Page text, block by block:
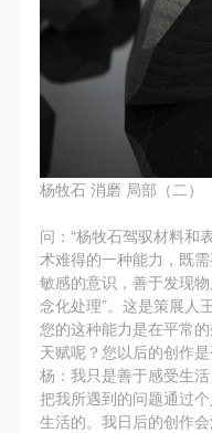
杨牧石 消磨 局部（二）
问：“杨牧石驾驭材料和
术难得的一种能力，既
敏感的意识，善于发现
念化处理”。这是策展人
您的这种能力是在平常
天赋呢？您以后的创作
杨：我只是善于感受生
把我所遇到的问题通过
生活的。我日后的创作
根据《中华人民共和
民法通则》以及 最高
人民共和国民法通则
有关规定，为明确肖
方）的权利义务关系
带有甲方肖像的作品
一、 一般约定
（1）、甲方为本协
肖像权许可乙方作符
途。
（2）、乙方中央美
性、专业性、国际化
院美术馆与时代同行
术的空间氛围，竭诚
根据《中华人民共和
民法通则》以及 最高
人民共和国民法通则
有关规定，为明确肖
方）的权利义务关系
带有甲方肖像的作品
一、 一般约定
（1）、甲方为本协
肖像权许可乙方作符
途。
（2）、乙方中央美
性、专业性、国际化
院美术馆与时代同行
术的空间氛围，竭诚
根据《中华人民共和
民法通则》以及 最高
人民共和国民法通则
有关规定，为明确肖
方）的权利义务关系
带有甲方肖像的作品
一、 一般约定
（1）、甲方为本协
肖像权许可乙方作符
途。
（2）、乙方中央美
性、专业性、国际化
院美术馆与时代同行
术的空间氛围，竭诚
验证码
可使用雅